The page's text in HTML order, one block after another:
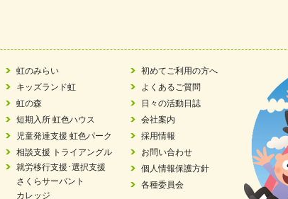
集に掲載されました
集しています。
ビス「Fc Bombo Junior」
虹のみらい
キッズランド虹
虹の森
短期入所 虹色ハウス
児童発達支援 虹色パーク
相談支援 トライアングル
就労移行支援･選択支援
さくらサーバント
カレッジ
初めてご利用の方へ
よくあるご質問
日々の活動日誌
会社案内
採用情報
お問い合わせ
個人情報保護方針
各種委員会